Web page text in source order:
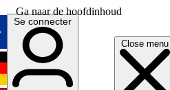
Ga naar de hoofdinhoud
Close menu
English
Deutsch
Se connecter